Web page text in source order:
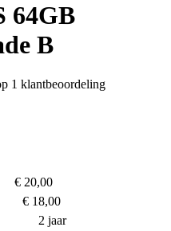
64GB
B
1 klantbeoordeling
€ 20,00
€ 18,00
2 jaar